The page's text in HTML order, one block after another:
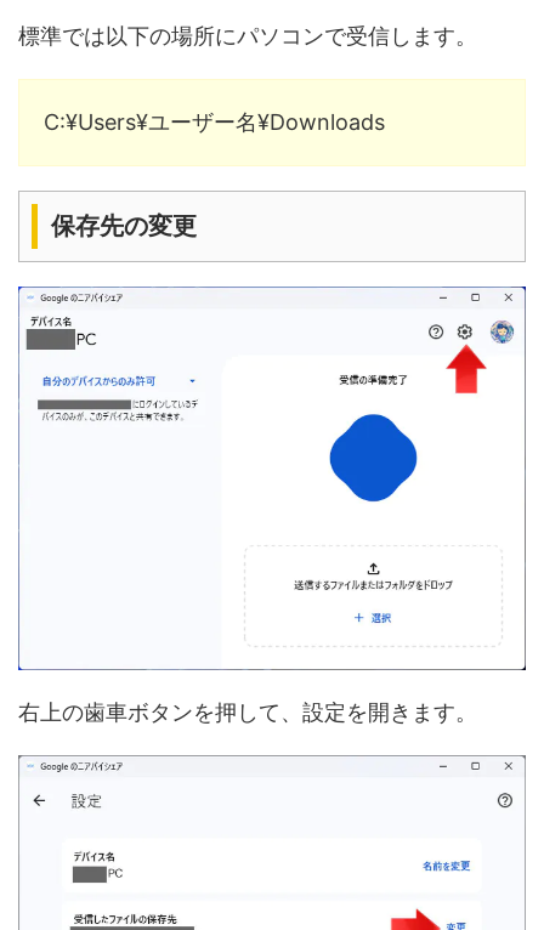
標準では以下の場所にパソコンで受信します。
C:¥Users¥ユーザー名¥Downloads
保存先の変更
右上の歯車ボタンを押して、設定を開きます。